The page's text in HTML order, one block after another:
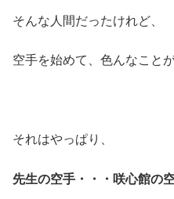
そんな人間だったけれど、
空手を始めて、色んなこと
それはやっぱり、
先生の空手・・・咲心館の